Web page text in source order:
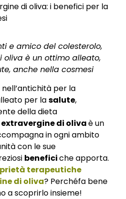
di oliva: i benefici per la
e amico del colesterolo,
oliva è un ottimo alleato,
anche nella cosmesi
per la
per lasalute,
della dieta
di olivaè un
in ogni ambito
con le sue
beneficiche apporta.
terapeutiche
di oliva? Perchéfa bene
a scoprirlo insieme!